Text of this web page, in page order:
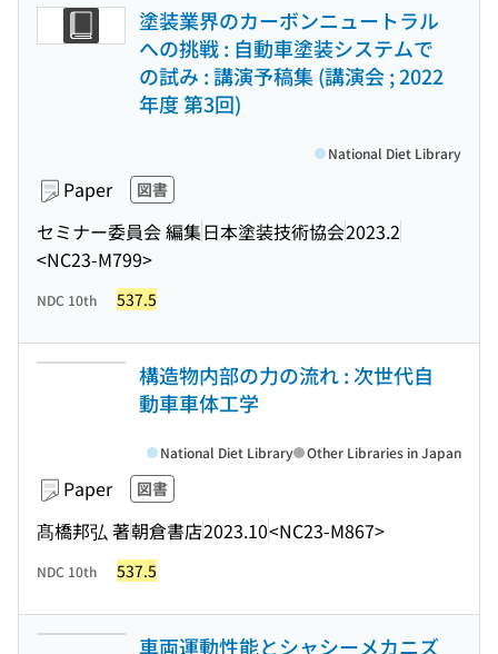
塗装業界のカーボンニュートラル
への挑戦 : 自動車塗装システムで
の試み : 講演予稿集 (講演会 ; 2022
年度 第3回)
Paper 図書
セミナー委員会 編集日本塗装技術協会2023.2
<NC23-M799>
National Diet Library
NDC 10th 537.5
構造物内部の力の流れ : 次世代自
動車車体工学
Paper 図書
髙橋邦弘 著朝倉書店2023.10<NC23-M867>
National Diet Library Other Libraries in Japan
NDC 10th 537.5
車両運動性能とシャシーメカニズ